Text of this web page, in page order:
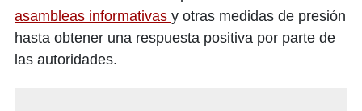
asambleas informativas y otras medidas de presión
hasta obtener una respuesta positiva por parte de
las autoridades.